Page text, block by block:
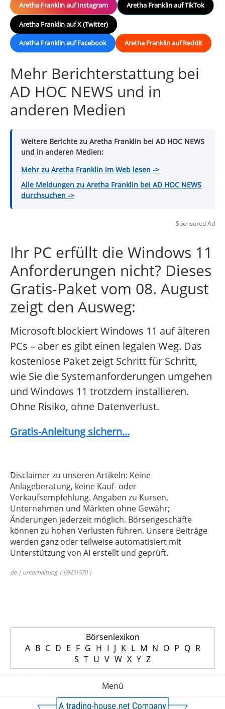
Aretha Franklin auf Instagram Aretha Franklin auf TikTok
Aretha Franklin auf X (Twitter)
Aretha Franklin auf Facebook Aretha Franklin auf Reddit
Mehr Berichterstattung bei
AD HOC NEWS und in
anderen Medien
Weitere Berichte zu Aretha Franklin bei AD HOC NEWS
und in anderen Medien:
Mehr zu Aretha Franklin im Web lesen ->
Alle Meldungen zu Aretha Franklin bei AD HOC NEWS
durchsuchen ->
Sponsored Ad
Ihr PC erfüllt die Windows 11
Anforderungen nicht? Dieses
Gratis-Paket vom 08. August
zeigt den Ausweg:
Microsoft blockiert Windows 11 auf älteren
PCs – aber es gibt einen legalen Weg. Das
kostenlose Paket zeigt Schritt für Schritt,
wie Sie die Systemanforderungen umgehen
und Windows 11 trotzdem installieren.
Ohne Risiko, ohne Datenverlust.
Gratis-Anleitung sichern...
Disclaimer zu unseren Artikeln: Keine
Anlageberatung, keine Kauf- oder
Verkaufsempfehlung. Angaben zu Kursen,
Unternehmen und Märkten ohne Gewähr;
Änderungen jederzeit möglich. Börsengeschäfte
können zu hohen Verlusten führen. Unsere Beiträge
werden ganz oder teilweise automatisiert mit
Unterstützung von AI erstellt und geprüft.
de | unterhaltung | 69431570 |
Börsenlexikon
A B C D E F G H I J K L M N O P Q R
S T U V W X Y Z
Menü